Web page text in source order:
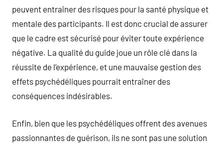
peuvent entraîner des risques pour la santé physique et
mentale des participants. Il est donc crucial de assurer
que le cadre est sécurisé pour éviter toute expérience
négative. La qualité du guide joue un rôle clé dans la
réussite de l’expérience, et une mauvaise gestion des
effets psychédéliques pourrait entraîner des
conséquences indésirables.
Enfin, bien que les psychédéliques offrent des avenues
passionnantes de guérison, ils ne sont pas une solution